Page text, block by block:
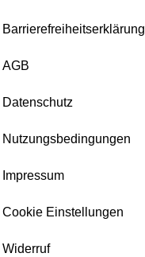
Barrierefreiheitserklärung
AGB
Datenschutz
Nutzungsbedingungen
Impressum
Cookie Einstellungen
Widerruf